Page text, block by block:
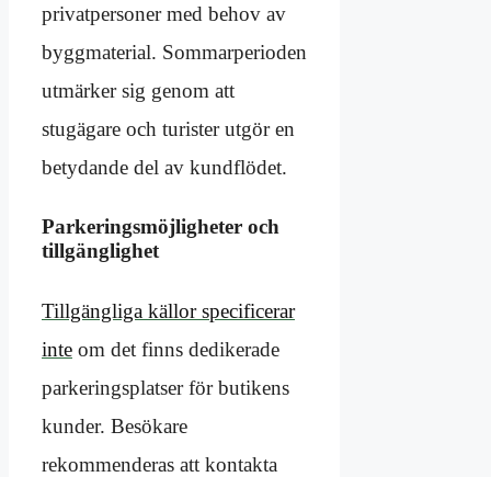
privatpersoner med behov av
byggmaterial. Sommarperioden
utmärker sig genom att
stugägare och turister utgör en
betydande del av kundflödet.
Parkeringsmöjligheter och
tillgänglighet
Tillgängliga källor specificerar
inte om det finns dedikerade
parkeringsplatser för butikens
kunder. Besökare
rekommenderas att kontakta